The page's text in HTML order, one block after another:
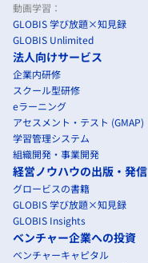
動画学習：
GLOBIS 学び放題×知見録
GLOBIS Unlimited
法人向けサービス
企業内研修
スクール型研修
eラーニング
アセスメント・テスト (GMAP)
学習管理システム
組織開発・事業開発
経営ノウハウの出版・発信
グロービスの書籍
GLOBIS 学び放題×知見録
GLOBIS Insights
ベンチャー企業への投資
ベンチャーキャピタル